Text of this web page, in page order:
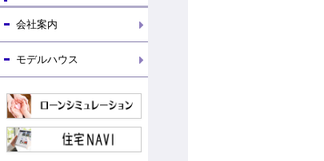
会社案内
モデルハウス